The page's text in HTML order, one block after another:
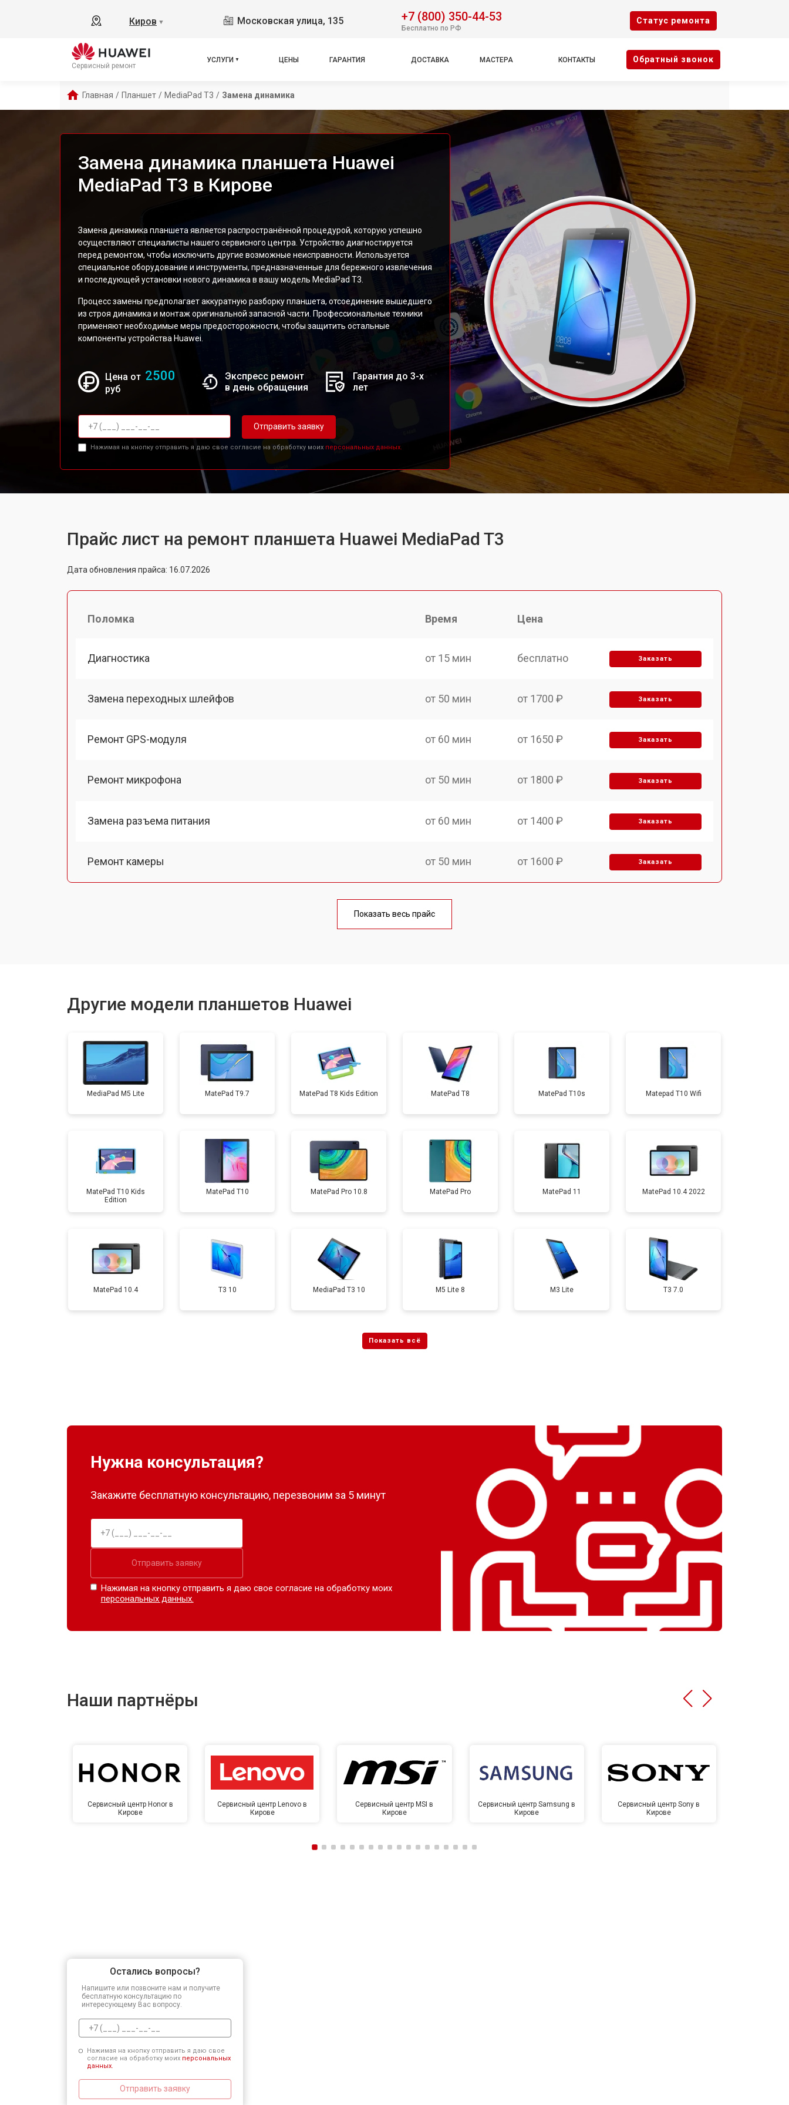
Киров ▼ Московская улица, 135 +7 (800) 350-44-53
Бесплатно по РФ
Cтатус ремонта
Сервисный ремонт
УСЛУГИ ЦЕНЫ ГАРАНТИЯ ДОСТАВКА МАСТЕРА КОНТАКТЫ Oбратный звонок
Главная / Планшет / MediaPad T3 / Замена динамика
Замена динамика планшета Huawei
MediaPad T3 в Кирове
Замена динамика планшета является распространённой процедурой, которую успешно
осуществляют специалисты нашего сервисного центра. Устройство диагностируется
перед ремонтом, чтобы исключить другие возможные неисправности. Используется
специальное оборудование и инструменты, предназначенные для бережного извлечения
и последующей установки нового динамика в вашу модель MediaPad T3.
Процесс замены предполагает аккуратную разборку планшета, отсоединение вышедшего
из строя динамика и монтаж оригинальной запасной части. Профессиональные техники
применяют необходимые меры предосторожности, чтобы защитить остальные
компоненты устройства Huawei.
Цена от 2500
руб
Экспресс ремонт
в день обращения
Гарантия до 3-х
лет
Отправить заявку
Нажимая на кнопку отправить я даю свое согласие на обработку моих персональных данных.
Прайс лист на ремонт планшета Huawei MediaPad T3
Дата обновления прайса: 16.07.2026
Поломка Время Цена
Диагностика от 15 мин бесплатно Заказать
Замена переходных шлейфов от 50 мин от 1700 ₽ Заказать
Ремонт GPS-модуля от 60 мин от 1650 ₽ Заказать
Ремонт микрофона от 50 мин от 1800 ₽ Заказать
Замена разъема питания от 60 мин от 1400 ₽ Заказать
Ремонт камеры от 50 мин от 1600 ₽ Заказать
от 70 мин
Замена аккумулятора от 50 мин от 1500 ₽ Заказать
Замена материнской платы от 60 мин от 3200 ₽ Заказать
Замена кнопок от 70 мин от 1750 ₽ Заказать
Показать весь прайс
Другие модели планшетов Huawei
MediaPad M5 Lite MatePad T9.7 MatePad T8 Kids Edition MatePad T8 MatePad T10s Matepad T10 Wifi
MatePad T10 Kids
Edition
MatePad T10 MatePad Pro 10.8 MatePad Pro MatePad 11 MatePad 10.4 2022
MatePad 10.4 T3 10 MediaPad T3 10 M5 Lite 8 M3 Lite T3 7.0
Нужна консультация?
Закажите бесплатную консультацию, перезвоним за 5 минут
Отправить заявку
Нажимая на кнопку отправить я даю свое согласие на обработку моих
персональных данных.
Наши партнёры
Сервисный центр Honor в
Кирове
Сервисный центр Lenovo в
Кирове
Сервисный центр MSI в
Кирове
Сервисный центр Samsung в
Кирове
Сервисный центр Sony в
Кирове
Остались вопросы?
Напишите или позвоните нам и получите
бесплатную консультацию по
интересующему Вас вопросу.
Нажимая на кнопку отправить я даю свое
согласие на обработку моих персональных
данных.
Отправить заявку